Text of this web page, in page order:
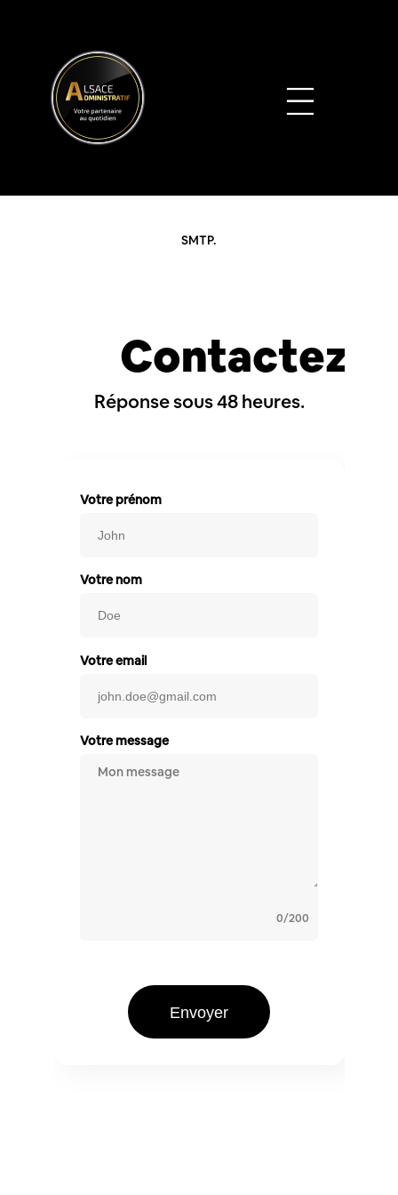
SMTP.
Contactez-
Réponse sous 48 heures.
Votre prénom
Votre nom
Votre email
Votre message
0/200
Envoyer